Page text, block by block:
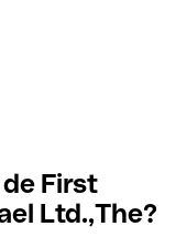
First
Ltd.,The?